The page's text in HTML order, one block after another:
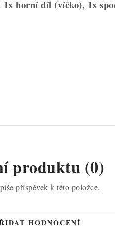
1x horní díl (víčko), 1x
produktu (0)
příspěvek k této položce.
HODNOCENÍ